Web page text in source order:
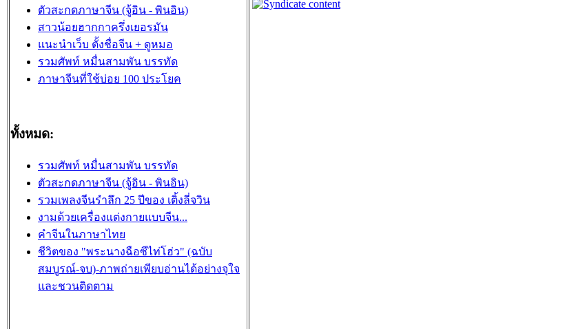
ตัวสะกดภาษาจีน (จู้อิน - พินอิน)
สาวน้อยฮากกาครึ่งเยอรมัน
แนะนำเว็บ ตั้งชื่อจีน + ดูหมอ
รวมศัพท์ หมื่นสามพัน บรรทัด
ภาษาจีนที่ใช้บ่อย 100 ประโยค
ทั้งหมด:
รวมศัพท์ หมื่นสามพัน บรรทัด
ตัวสะกดภาษาจีน (จู้อิน - พินอิน)
รวมเพลงจีนรำลึก 25 ปีของ เติ้งลี่จวิน
งามด้วยเครื่องแต่งกายแบบจีน...
คำจีนในภาษาไทย
ชีวิตของ "พระนางฉือซีไท่โฮ่ว" (ฉบับ
สมบูรณ์-จบ)-ภาพถ่ายเพียบอ่านได้อย่างจุใจ
และชวนติดตาม